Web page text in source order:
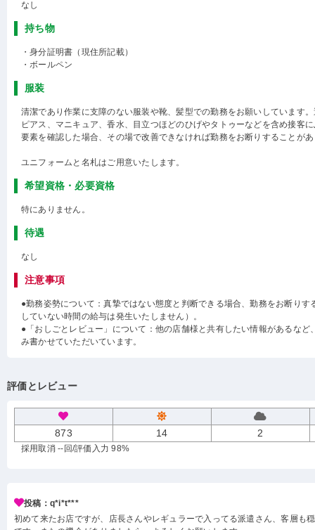
なし
持ち物
・身分証明書（現住所記載）
・ボールペン
服装
清潔であり作業に支障のない服装や靴、髪型での勤務をお願いしています
ピアス、マニキュア、香水、目立つほどのひげやタトゥーなどを含め接客
要素を確認した場合、その場で改善できなければ勤務をお断りすることが
ユニフォームと名札はご用意いたします。
希望資格・必要資格
特にありません。
待遇
なし
注意事項
●勤務姿勢について：真摯ではない態度と判断できる場合、勤務をお断りす
していない時間の給与は発生いたしません）。
●「おしごとレビュー」について：他の店舗様と共有したい情報があるなど
み書かせていただいています。
評価とレビュー
873 14 2
採用取消 --回/評価入力 98%
投稿：q*i*t***
初めて来たお店ですが、店長さんやレギュラーで入ってる派遣さん、客層も